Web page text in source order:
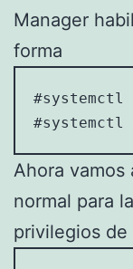
Manager
forma
#systemctl
Ahora vamos
normal para
privilegios de